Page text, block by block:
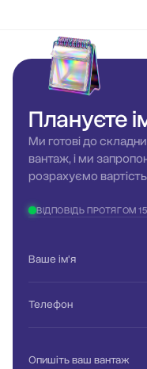
Плануєте
Ми готові до
вантаж, і ми
розрахуємо
ВІДПОВІДЬ ПРОТЯГОМ
Ваше ім'я
Телефон
Опишіть ваш вантаж